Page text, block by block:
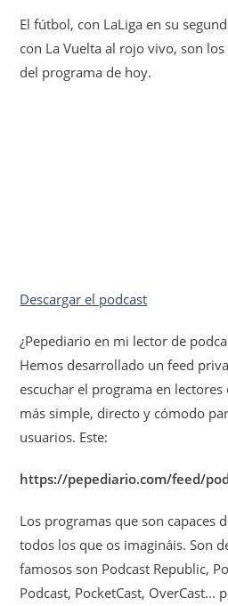
El fútbol, con LaLiga en su
con La Vuelta al rojo vivo, son
del programa de hoy.
Descargar el podcast
¿Pepediario en mi lector de
Hemos desarrollado un feed
escuchar el programa en lectores
más simple, directo y cómodo
usuarios. Este:
https://pepediario.com/feed/
Los programas que son capaces
todos los que os imagináis. Son
famosos son Podcast Republic,
Podcast, PocketCast, OverCast...